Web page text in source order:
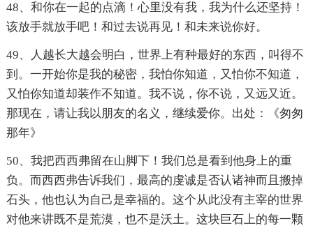
48、和你在一起的点滴！心里没有我，我为什么还坚持！
该放手就放手吧！和过去说再见！和未来说你好。
49、人越长大越会明白，世界上有种最好的东西，叫得不
到。一开始你是我的秘密，我怕你知道，又怕你不知道，
又怕你知道却装作不知道。我不说，你不说，又远又近。
那现在，请让我以朋友的名义，继续爱你。出处：《匆匆
那年》
50、我把西西弗留在山脚下！我们总是看到他身上的重
负。而西西弗告诉我们，最高的虔诚是否认诸神而且搬掉
石头，他也认为自己是幸福的。这个从此没有主宰的世界
对他来讲既不是荒漠，也不是沃土。这块巨石上的每一颗